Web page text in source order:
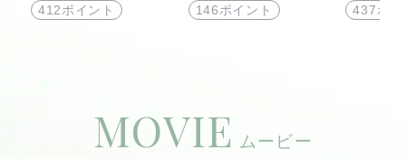
ケアサプリ 高純度
412ポイント
ーカス』(1本120粒入
146ポイント
ル）オ
437ポイ
MOVIE